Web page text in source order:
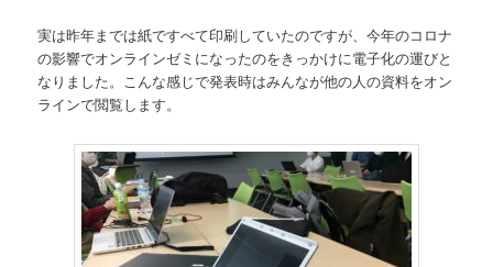
実は昨年までは紙ですべて印刷していたのですが、今年のコロナ
の影響でオンラインゼミになったのをきっかけに電子化の運びと
なりました。こんな感じで発表時はみんなが他の人の資料をオン
ラインで閲覧します。